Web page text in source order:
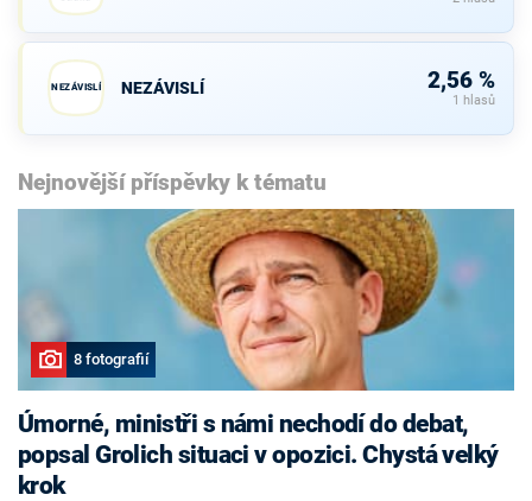
NEZÁVISLÍ NEZÁVISLÍ 2,56 %
1 hlasů
Nejnovější příspěvky k tématu
8 fotografií
Úmorné, ministři s námi nechodí do debat,
popsal Grolich situaci v opozici. Chystá velký
krok